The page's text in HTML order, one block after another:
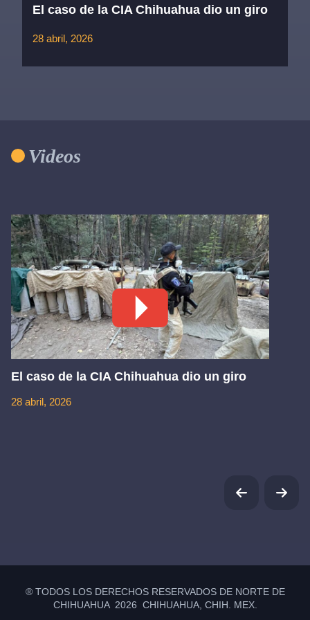
El caso de la CIA Chihuahua dio un giro
28 abril, 2026
Videos
El caso de la CIA Chihuahua dio un giro
28 abril, 2026
® TODOS LOS DERECHOS RESERVADOS DE NORTE DE
CHIHUAHUA 2026 CHIHUAHUA, CHIH. MEX.